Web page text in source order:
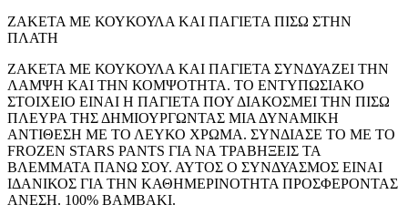
ΖΑΚΕΤΑ ΜΕ ΚΟΥΚΟΥΛΑ ΚΑΙ ΠΑΓΙΕΤΑ ΠΙΣΩ ΣΤΗΝ
ΠΛΑΤΗ
ΖΑΚΕΤΑ ΜΕ ΚΟΥΚΟΥΛΑ ΚΑΙ ΠΑΓΙΕΤΑ ΣΥΝΔΥΑΖΕΙ ΤΗΝ
ΛΑΜΨΗ ΚΑΙ ΤΗΝ ΚΟΜΨΟΤΗΤΑ. ΤΟ ΕΝΤΥΠΩΣΙΑΚΟ
ΣΤΟΙΧΕΙΟ ΕΙΝΑΙ Η ΠΑΓΙΕΤΑ ΠΟΥ ΔΙΑΚΟΣΜΕΙ ΤΗΝ ΠΙΣΩ
ΠΛΕΥΡΑ ΤΗΣ ΔΗΜΙΟΥΡΓΩΝΤΑΣ ΜΙΑ ΔΥΝΑΜΙΚΗ
ΑΝΤΙΘΕΣΗ ΜΕ ΤΟ ΛΕΥΚΟ ΧΡΩΜΑ. ΣΥΝΔΙΑΣΕ ΤΟ ΜΕ ΤΟ
FROZEN STARS PANTS ΓΙΑ ΝΑ ΤΡΑΒΗΞΕΙΣ ΤΑ
ΒΛΕΜΜΑΤΑ ΠΑΝΩ ΣΟΥ. ΑΥΤΟΣ Ο ΣΥΝΔΥΑΣΜΟΣ ΕΙΝΑΙ
ΙΔΑΝΙΚΟΣ ΓΙΑ ΤΗΝ ΚΑΘΗΜΕΡΙΝΟΤΗΤΑ ΠΡΟΣΦΕΡΟΝΤΑΣ
ΑΝΕΣΗ. 100% ΒΑΜΒΑΚΙ.